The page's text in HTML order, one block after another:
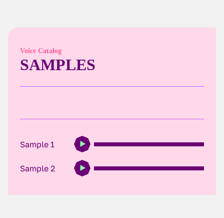
Voice Catalog
SAMPLES
Sample 1
Sample 2